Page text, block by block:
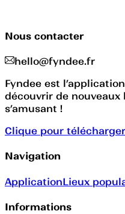
Nous contacter
hello@fyndee.fr
Fyndee est
découvrir de
s’amusant !
Clique pour télécharger
Navigation
ApplicationLieux
Informations